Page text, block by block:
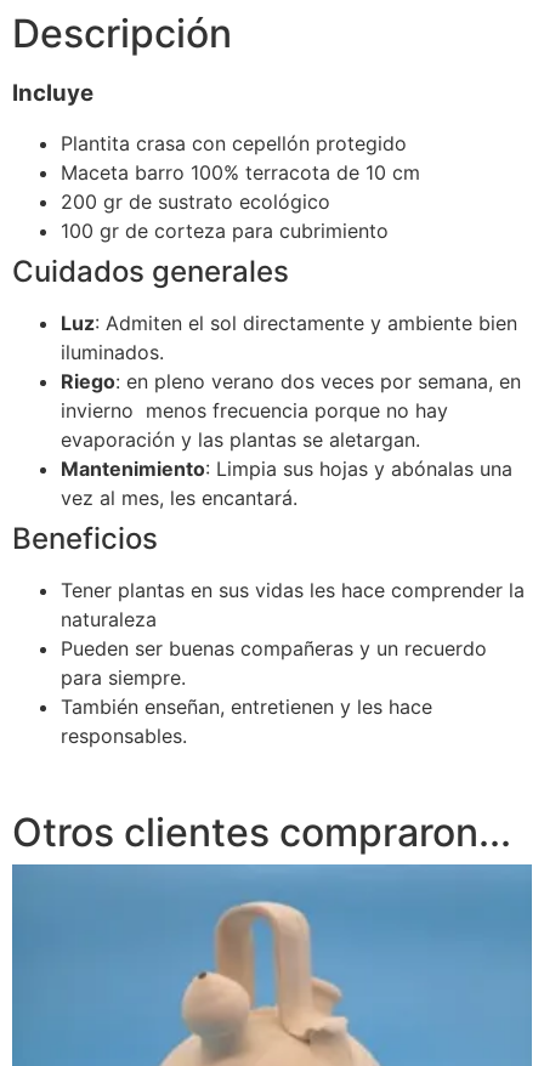
Descripción
Incluye
Plantita crasa con cepellón protegido
Maceta barro 100% terracota de 10 cm
200 gr de sustrato ecológico
100 gr de corteza para cubrimiento
Cuidados generales
Luz: Admiten el sol directamente y ambiente bien
iluminados.
Riego: en pleno verano dos veces por semana, en
invierno menos frecuencia porque no hay
evaporación y las plantas se aletargan.
Mantenimiento: Limpia sus hojas y abónalas una
vez al mes, les encantará.
Beneficios
Tener plantas en sus vidas les hace comprender la
naturaleza
Pueden ser buenas compañeras y un recuerdo
para siempre.
También enseñan, entretienen y les hace
responsables.
Otros clientes compraron...